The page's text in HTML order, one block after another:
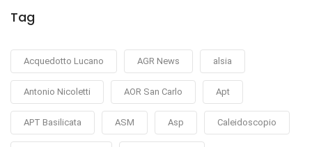
Tag
Acquedotto Lucano AGR News alsia
Antonio Nicoletti AOR San Carlo Apt
APT Basilicata ASM Asp Caleidoscopio